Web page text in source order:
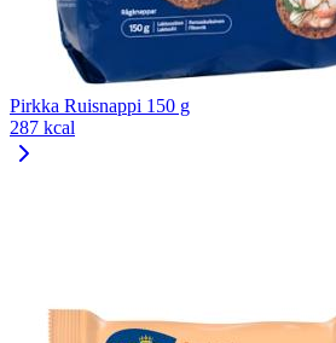
Pirkka Ruisnappi 150 g
287 kcal